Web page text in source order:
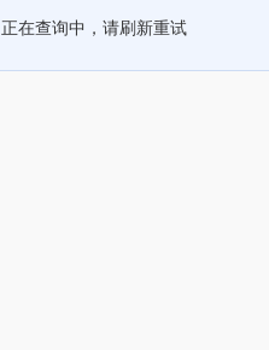
正在查询中，请刷新重试